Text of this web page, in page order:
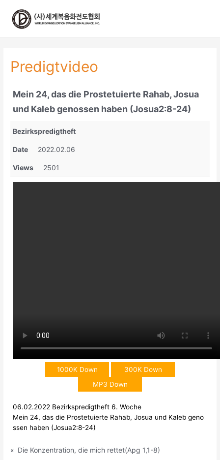
Predigtvideo
Mein 24, das die Prostetuierte Rahab, Josua
und Kaleb genossen haben (Josua2:8-24)
Bezirkspredigtheft
Date 2022.02.06
Views 2501
1000K Down
300K Down
MP3 Down
06.02.2022 Bezirkspredigtheft 6. Woche
Mein 24, das die Prostetuierte Rahab, Josua und Kaleb geno
ssen haben (Josua2:8-24)
« Die Konzentration, die mich rettet(Apg 1,1-8)